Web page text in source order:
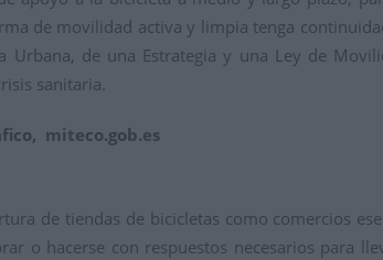
de movilidad activa y limpia tenga
de una Estrategia y una Ley de
sanitaria.
miteco.gob.es
de tiendas de bicicletas como comercios
o hacerse con respuestos necesarios para